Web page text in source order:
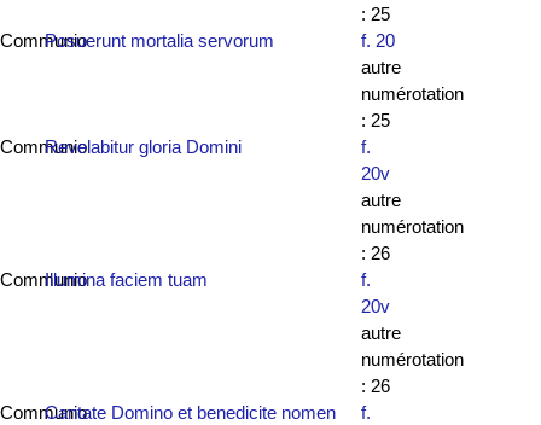
: 25
CommunioPosuerunt mortalia servorum
f. 20
autre
numérotation
: 25
CommunioRevelabitur gloria Domini
f.
20v
autre
numérotation
: 26
CommunioIllumina faciem tuam
f.
20v
autre
numérotation
: 26
CommunioCantate Domino et benedicite nomen
f.